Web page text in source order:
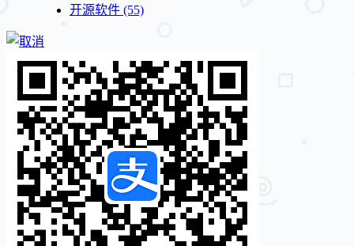
开源软件 (55)